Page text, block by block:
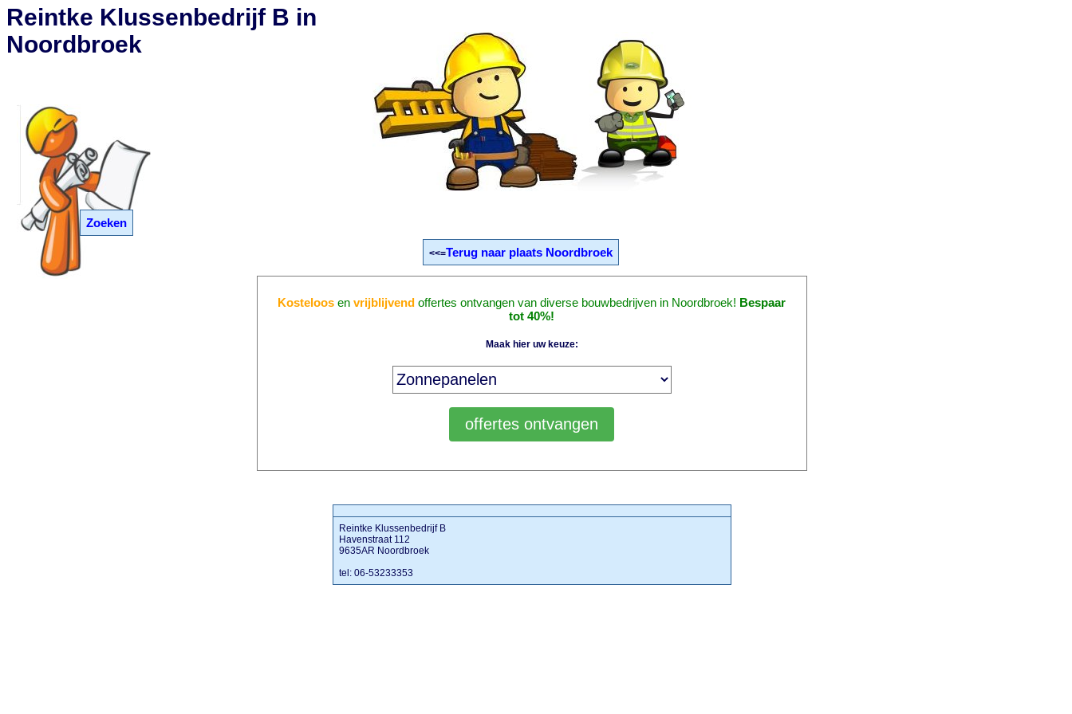
Zoeken
Reintke Klussenbedrijf B in
Noordbroek
<<=Terug naar plaats Noordbroek
Kosteloos envrijblijvend offertes ontvangen van diverse bouwbedrijven in Noordbroek! Bespaar
tot 40%!
Maak hier uw keuze:
Reintke Klussenbedrijf B
Havenstraat 112
9635AR Noordbroek
tel: 06-53233353